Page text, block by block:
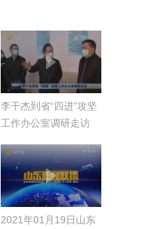
李干杰到省“四进”攻坚
工作办公室调研走访
2021年01月19日山东